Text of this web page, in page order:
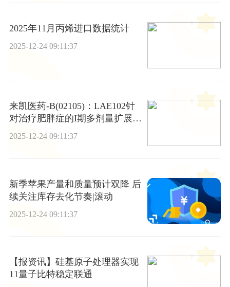
2025年11月丙烯进口数据统计
2025-12-24 09:11:37
来凯医药-B(02105)：LAE102针
对治疗肥胖症的I期多剂量扩展研
究完成首例受试者给药
2025-12-24 09:11:37
新季苹果产量和质量预计双降 后
续关注库存去化节奏|滚动
2025-12-24 09:11:37
【报资讯】硅基原子处理器实现
11量子比特稳定联通